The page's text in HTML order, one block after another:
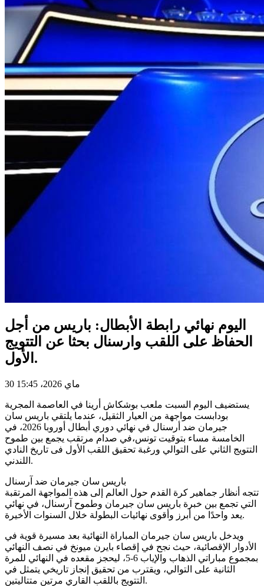
اليوم نهائي رابطة الأبطال: باريس من أجل
الحفاظ على اللقب وارسنال بحثا عن التتويج
الأول.
30 ماي 2026، 15:45
يستضيف اليوم السبت ملعب بوشكاش أرينا في العاصمة المجرية
بودابست مواجهة من العيار الثقيل، عندما يلتقي باريس سان
جيرمان ضد أرسنال في نهائي دوري أبطال أوروبا 2026، في
الخامسة مساء بتوقيت تونس،في صدام مرتقب يجمع بين طموح
التتويج الثاني على التوالي ورغبة تحقيق اللقب الأول فى تاريخ النادي
اللندني.
باريس سان جيرمان ضد آرسنال
تتجه أنظار جماهير كرة القدم حول العالم إلى هذه المواجهة المرتقبة
التي تجمع بين خبرة باريس سان جيرمان وطموح آرسنال، في نهائي
يعد واحدًا من أبرز وأقوى نهائيات البطولة خلال السنوات الأخيرة.
ويدخل باريس سان جيرمان المباراة النهائية بعد مسيرة قوية في
الأدوار الإقصائية، حيث نجح في إقصاء بايرن ميونخ في نصف النهائي
بمجموع مباراتي الذهاب والإياب 6-5، ليحجز مقعده في النهائي للمرة
الثانية على التوالي، ويقترب من تحقيق إنجاز تاريخي يتمثل في
التتويج باللقب القاري مرتين متتاليتين.